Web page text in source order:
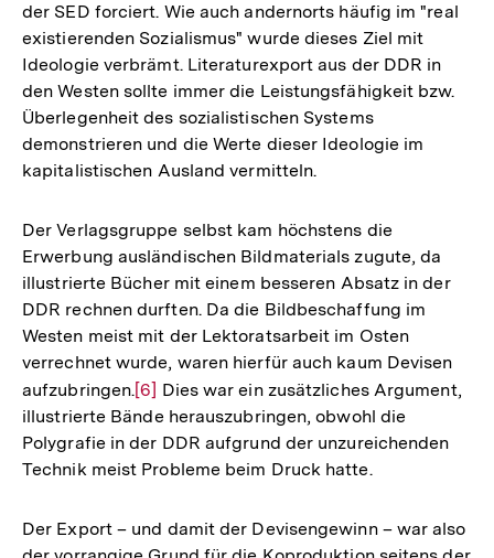
der SED forciert. Wie auch andernorts häufig im "real
existierenden Sozialismus" wurde dieses Ziel mit
Ideologie verbrämt. Literaturexport aus der DDR in
den Westen sollte immer die Leistungsfähigkeit bzw.
Überlegenheit des sozialistischen Systems
demonstrieren und die Werte dieser Ideologie im
kapitalistischen Ausland vermitteln.
Der Verlagsgruppe selbst kam höchstens die
Erwerbung ausländischen Bildmaterials zugute, da
illustrierte Bücher mit einem besseren Absatz in der
DDR rechnen durften. Da die Bildbeschaffung im
Westen meist mit der Lektoratsarbeit im Osten
verrechnet wurde, waren hierfür auch kaum Devisen
aufzubringen.Zur
Auflösung
der
Fußnote
[6] Dies war ein zusätzliches Argument,
illustrierte Bände herauszubringen, obwohl die
Polygrafie in der DDR aufgrund der unzureichenden
Technik meist Probleme beim Druck hatte.
Der Export – und damit der Devisengewinn – war also